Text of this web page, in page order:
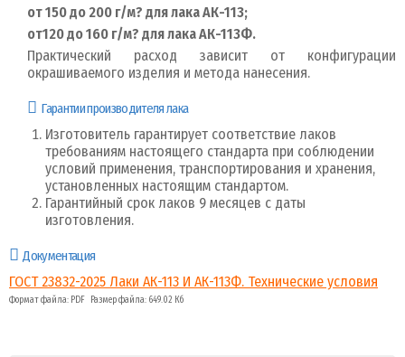
от 150 до 200 г/м? для лака АК-113;
от120 до 160 г/м? для лака АК-113Ф.
Практический расход зависит от конфигурации
окрашиваемого изделия и метода нанесения.
Гарантии производителя лака
Изготовитель гарантирует соответствие лаков
требованиям настоящего стандарта при соблюдении
условий применения, транспортирования и хранения,
установленных настоящим стандартом.
Гарантийный срок лаков 9 месяцев с даты
изготовления.
Документация
ГОСТ 23832-2025 Лаки АК-113 И АК-113Ф. Технические условия
Формат файла: PDF Размер файла: 649.02 Кб